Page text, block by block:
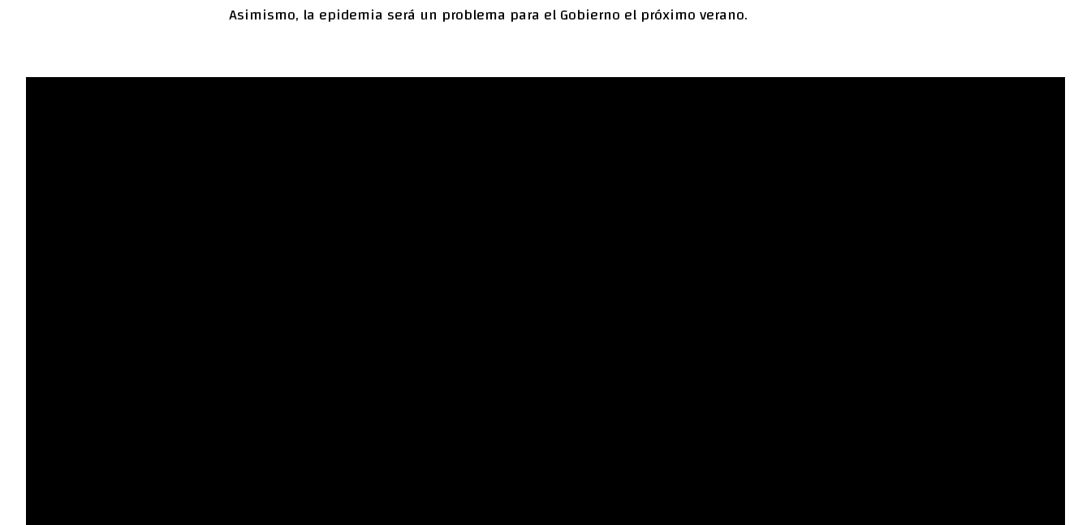
Asimismo, la epidemia será un problema para el Gobierno el próximo verano.